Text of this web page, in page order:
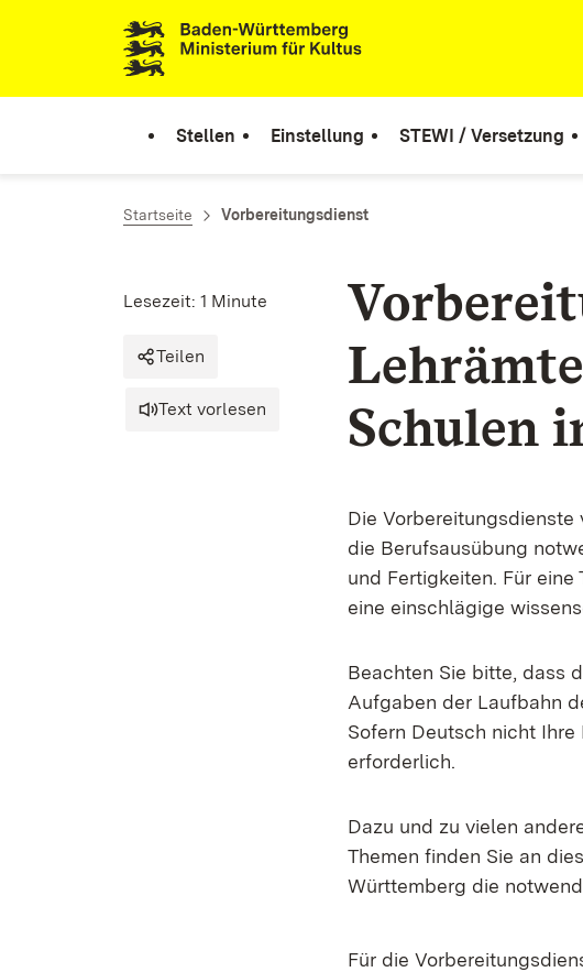
Zum Inhalt springen
Link zur Startseite
Stellen Einstellung STEWI / Versetzung
Startseite Vorbereitungsdienst
Schulen
Lesezeit: 1 Minute
Teilen
Text vorlesen
Die
die Berufsausübung
und Fertigkeiten. Für
eine einschlägige
Beachten Sie bitte, dass
Aufgaben der Laufbahn
Sofern Deutsch nicht
erforderlich.
Dazu und zu vielen
Themen finden Sie an
Württemberg die
Für die